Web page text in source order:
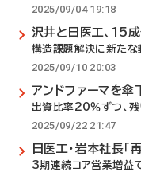
2025/09/04 19:18
沢井と日医工、15
構造課題解決に新たな
2025/09/10 20:03
アンドファーマを傘
出資比率20％ずつ、
2025/09/22 21:47
日医工・岩本社長「
3期連続コア営業増益